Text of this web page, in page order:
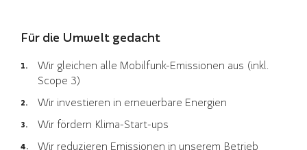
Für die Umwelt gedacht
Wir gleichen alle Mobilfunk-Emissionen aus (inkl.
Scope 3)
Wir investieren in erneuerbare Energien
Wir fördern Klima-Start-ups
Wir reduzieren Emissionen in unserem Betrieb